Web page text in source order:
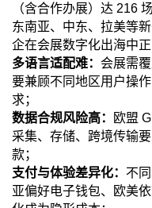
（含合作办展）达 216
东南亚、中东、拉美等
企在会展数字化出海中正
多语言适配难： 会展需
要兼顾不同地区用户操
求；
数据合规风险高：
欧盟
采集、存储、跨境传输
款；
支付与体验差异化： 不
亚偏好电子钱包、欧美